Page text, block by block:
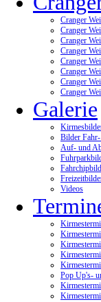
Cranger
Cranger
Cranger
Cranger
Cranger
Cranger
Cranger
Cranger
Galerie
Bilder
Auf- und
Videos
Pop Up's-